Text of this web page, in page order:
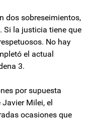
dos sobreseimientos,
Si la justicia tiene que
No hay
el actual
3.
por supuesta
Milei, el
ocasiones que